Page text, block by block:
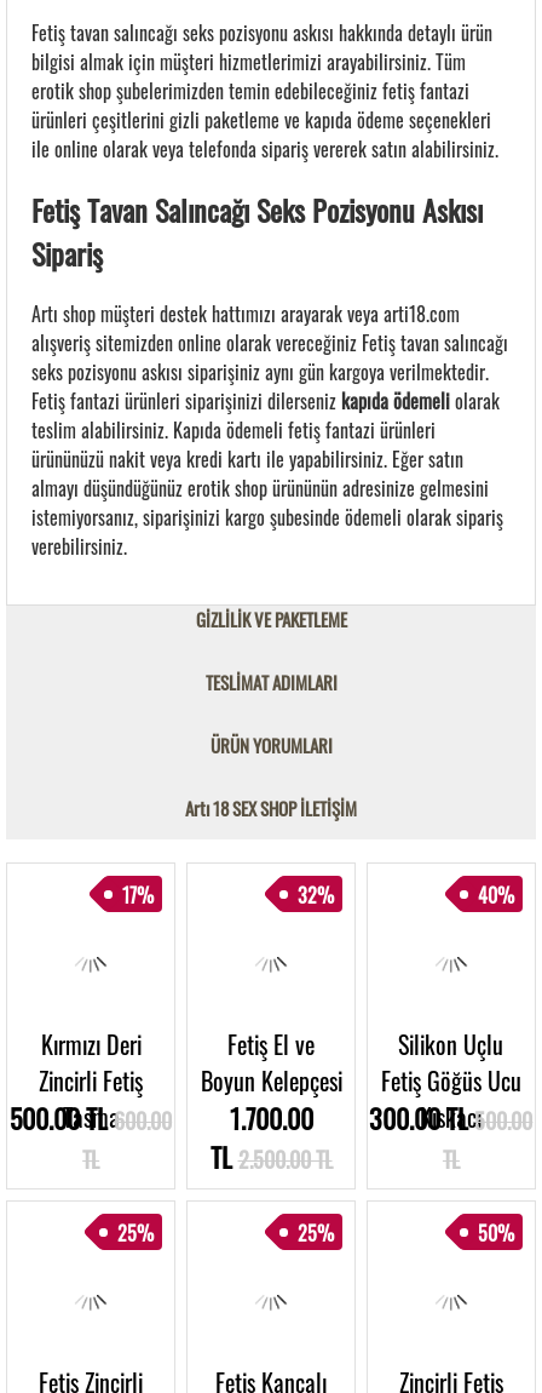
Fetiş tavan salıncağı seks pozisyonu askısı hakkında detaylı ürün
bilgisi almak için müşteri hizmetlerimizi arayabilirsiniz. Tüm
erotik shop şubelerimizden temin edebileceğiniz fetiş fantazi
ürünleri çeşitlerini gizli paketleme ve kapıda ödeme seçenekleri
ile online olarak veya telefonda sipariş vererek satın alabilirsiniz.
Fetiş Tavan Salıncağı Seks Pozisyonu Askısı
Sipariş
Artı shop müşteri destek hattımızı arayarak veya arti18.com
alışveriş sitemizden online olarak vereceğiniz Fetiş tavan salıncağı
seks pozisyonu askısı siparişiniz aynı gün kargoya verilmektedir.
Fetiş fantazi ürünleri siparişinizi dilerseniz kapıda ödemeliolarak
teslim alabilirsiniz. Kapıda ödemeli fetiş fantazi ürünleri
ürününüzü nakit veya kredi kartı ile yapabilirsiniz. Eğer satın
almayı düşündüğünüz erotik shop ürününün adresinize gelmesini
istemiyorsanız, siparişinizi kargo şubesinde ödemeli olarak sipariş
verebilirsiniz.
GİZLİLİK VE PAKETLEME
TESLİMAT ADIMLARI
ÜRÜN YORUMLARI
Artı 18 SEX SHOP İLETİŞİM
Kırmızı Deri
Zincirli Fetiş
Tasma
500.00 TL600.00
TL
17%
Fetiş El ve
Boyun Kelepçesi
1.700.00
TL2.500.00 TL
32%
Silikon Uçlu
Fetiş Göğüs Ucu
Kıskacı
300.00 TL500.00
TL
40%
Fetiş Zincirli
25%
Fetiş Kancalı
25%
Zincirli Fetiş
50%